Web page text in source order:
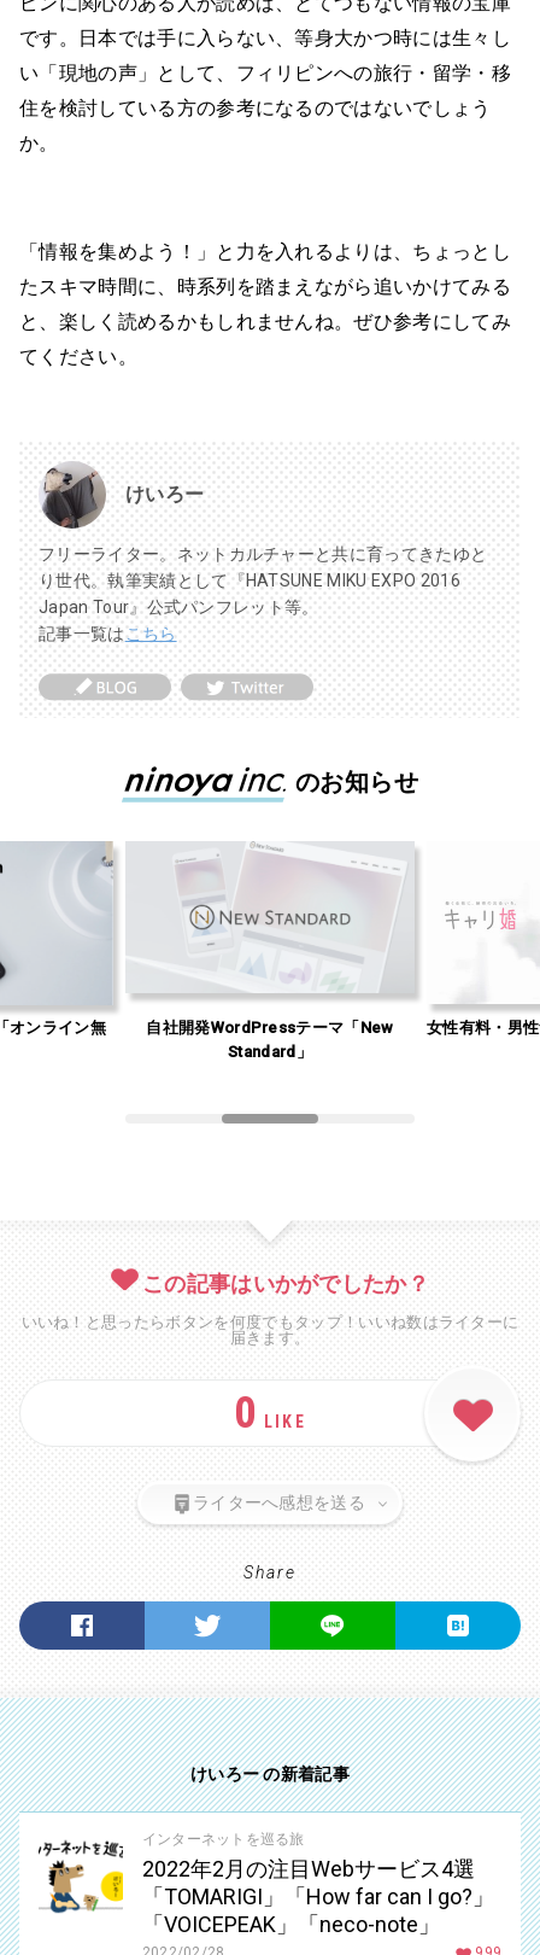
です。日本では手に入らない、等身大かつ時には生々し
い「現地の声」として、フィリピンへの旅行・留学・移
住を検討している方の参考になるのではないでしょう
か。
「情報を集めよう！」と力を入れるよりは、ちょっとし
たスキマ時間に、時系列を踏まえながら追いかけてみる
と、楽しく読めるかもしれませんね。ぜひ参考にしてみ
てください。
けいろー
フリーライター。ネットカルチャーと共に育ってきたゆと
り世代。執筆実績として『HATSUNE MIKU EXPO 2016
Japan Tour』公式パンフレット等。
記事一覧はこちら
のお知らせ
オンライン無
自社開発WordPressテーマ「New
Standard」
女性有料・男
この記事はいかがでしたか？
いいね！と思ったらボタンを何度でもタップ！いいね数はライターに
届きます。
0 LIKE
ライターへ感想を送る
Share
けいろー の新着記事
インターネットを巡る旅
2022年2月の注目Webサービス4選
「TOMARIGI」「How far can I go?」
「VOICEPEAK」「neco-note」